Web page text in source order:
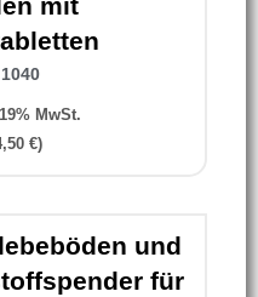
MwSt.
€)
und
für